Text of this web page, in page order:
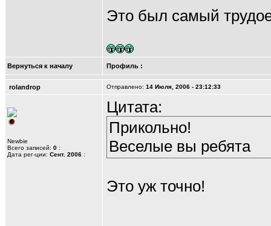
Это был самый
Вернуться к началу Профиль :
rolandrop Отправлено: 14 Июля, 2006 - 23:12:33
Newbie
Всего записей: 0 :
Дата рег-ции: Сент. 2006 :
Цитата:
Прикольно!
Веселые вы ребята
Это уж точно!